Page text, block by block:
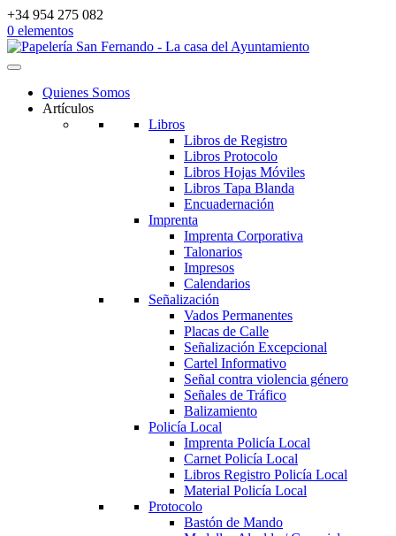
+34 954 275 082
0 elementos
Quienes Somos
Artículos
Libros
Libros de Registro
Libros Protocolo
Libros Hojas Móviles
Libros Tapa Blanda
Encuadernación
Imprenta
Imprenta Corporativa
Talonarios
Impresos
Calendarios
Señalización
Vados Permanentes
Placas de Calle
Señalización Excepcional
Cartel Informativo
Señal contra violencia género
Señales de Tráfico
Balizamiento
Policía Local
Imprenta Policía Local
Carnet Policía Local
Libros Registro Policía Local
Material Policía Local
Protocolo
Bastón de Mando